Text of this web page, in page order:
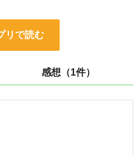
ス』を開始する。 清潔感を叩き込
うため……だったのに。
俺に花をくれるって」
前で仕掛けた「とんでもない罠」と
に一途すぎる最強騎士の、勘違いから
リで読む
感想（1件）